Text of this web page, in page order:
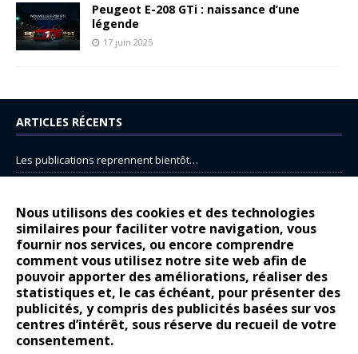
Nous utilisons des cookies et des technologies
similaires pour faciliter votre navigation, vous
fournir nos services, ou encore comprendre
comment vous utilisez notre site web afin de
pouvoir apporter des améliorations, réaliser des
statistiques et, le cas échéant, pour présenter des
publicités, y compris des publicités basées sur vos
centres d’intérêt, sous réserve du recueil de votre
consentement.
Peugeot E-208 GTi : naissance d’une
légende
17 juin 2025
ARTICLES RÉCENTS
Les publications reprennent bientôt…
14 juillet : nouveau film de marque pour Citroën
Renault Espace : voyage, voyage…
Peugeot E-208 GTi : naissance d’une légende
COMMENTAIRES RÉCENTS
Bernard DardartdansDacia Sandero : pour les gens vrais